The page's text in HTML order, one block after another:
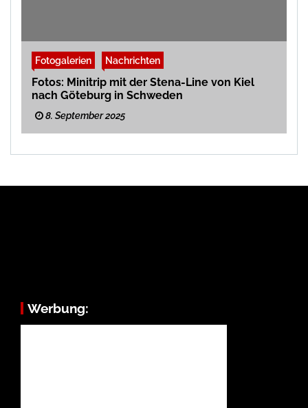
Fotogalerien Nachrichten
Fotos: Minitrip mit der Stena-Line von Kiel
nach Göteburg in Schweden
8. September 2025
Werbung: